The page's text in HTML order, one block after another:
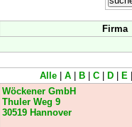
Firma
Alle A B C D E
Wöckener GmbH
Thuler Weg 9
30519 Hannover